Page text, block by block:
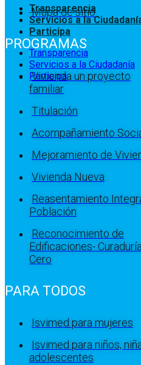
Transparencia
Servicios a la
Participa
Transparencia
Servicios a la Ciudadanía
Participa
Mapa de sitio
PROGRAMAS
Vivienda un proyecto
familiar
Titulación
Acompañamiento
Mejoramiento de
Vivienda Nueva
Reasentamiento
Población
Reconocimiento de
Edificaciones- Curaduría
Cero
PARA TODOS
Isvimed para mujeres
Isvimed para niños,
adolescentes